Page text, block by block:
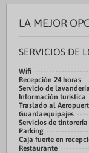
LA MEJOR
SERVICIOS DE
Wifi
Recepción 24 horas
Servicio de lavandería
Información turística
Traslado al
Guardaequipajes
Servicios de tintorería
Parking
Caja fuerte en
Restaurante